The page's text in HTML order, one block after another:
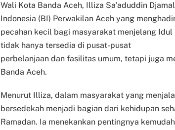
Wali Kota Banda Aceh, Illiza Sa’aduddin
Indonesia (BI) Perwakilan Aceh yang
pecahan kecil bagi masyarakat menjelang Idul
tidak hanya tersedia di pusat-pusat
perbelanjaan dan fasilitas umum, tetapi juga
Banda Aceh.
Menurut Illiza, dalam masyarakat yang
bersedekah menjadi bagian dari kehidupan
Ramadan. Ia menekankan pentingnya